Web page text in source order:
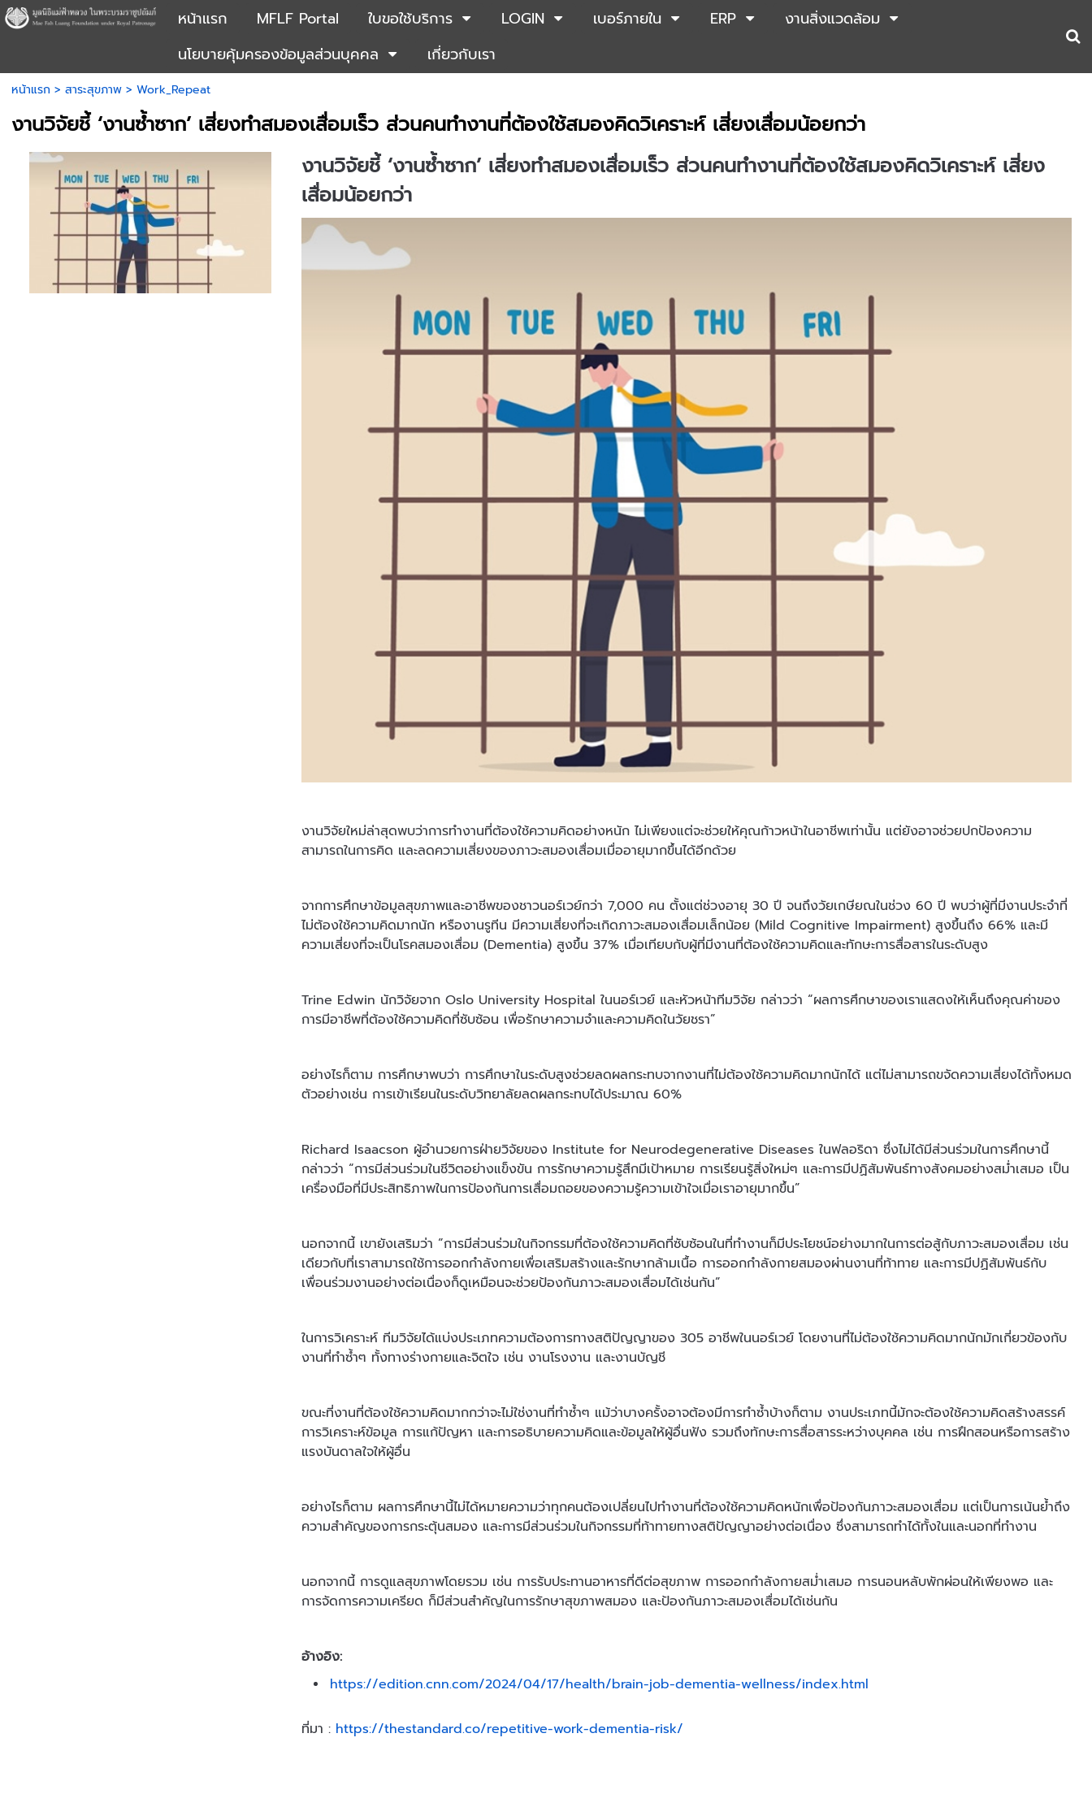
หน้าแรก MFLF Portal ใบขอใช้บริการ LOGIN เบอร์ภายใน ERP
งานสิ่งแวดล้อม
นโยบายคุ้มครองข้อมูลส่วนบุคคล
เกี่ยวกับเรา
หน้าแรก > สาระสุขภาพ> Work_Repeat
งานวิจัยชี้ ‘งานซ้ำซาก’ เสี่ยงทำสมองเสื่อมเร็ว ส่วนคนทำงานที่ต้องใช้สมองคิดวิเคราะห์ เสี่ยงเสื่อมน้อยกว่า
งานวิจัยชี้ ‘งานซ้ำซาก’ เสี่ยงทำสมองเสื่อมเร็ว ส่วนคนทำงานที่ต้องใช้สมองคิดวิเคราะห์ เสี่ยง
เสื่อมน้อยกว่า
งานวิจัยใหม่ล่าสุดพบว่าการทำงานที่ต้องใช้ความคิดอย่างหนัก ไม่เพียงแต่จะช่วยให้คุณก้าวหน้าในอาชีพเท่านั้น แต่ยังอาจช่วยปกป้องความ
สามารถในการคิด และลดความเสี่ยงของภาวะสมองเสื่อมเมื่ออายุมากขึ้นได้อีกด้วย
จากการศึกษาข้อมูลสุขภาพและอาชีพของชาวนอร์เวย์กว่า 7,000 คน ตั้งแต่ช่วงอายุ 30 ปี จนถึงวัยเกษียณในช่วง 60 ปี พบว่าผู้ที่มีงานประจำที่
ไม่ต้องใช้ความคิดมากนัก หรืองานรูทีน มีความเสี่ยงที่จะเกิดภาวะสมองเสื่อมเล็กน้อย (Mild Cognitive Impairment) สูงขึ้นถึง 66% และมี
ความเสี่ยงที่จะเป็นโรคสมองเสื่อม (Dementia) สูงขึ้น 37% เมื่อเทียบกับผู้ที่มีงานที่ต้องใช้ความคิดและทักษะการสื่อสารในระดับสูง
Trine Edwin นักวิจัยจาก Oslo University Hospital ในนอร์เวย์ และหัวหน้าทีมวิจัย กล่าวว่า “ผลการศึกษาของเราแสดงให้เห็นถึงคุณค่าของ
การมีอาชีพที่ต้องใช้ความคิดที่ซับซ้อน เพื่อรักษาความจำและความคิดในวัยชรา”
อย่างไรก็ตาม การศึกษาพบว่า การศึกษาในระดับสูงช่วยลดผลกระทบจากงานที่ไม่ต้องใช้ความคิดมากนักได้ แต่ไม่สามารถขจัดความเสี่ยงได้ทั้งหมด
ตัวอย่างเช่น การเข้าเรียนในระดับวิทยาลัยลดผลกระทบได้ประมาณ 60%
Richard Isaacson ผู้อำนวยการฝ่ายวิจัยของ Institute for Neurodegenerative Diseases ในฟลอริดา ซึ่งไม่ได้มีส่วนร่วมในการศึกษานี้
กล่าวว่า “การมีส่วนร่วมในชีวิตอย่างแข็งขัน การรักษาความรู้สึกมีเป้าหมาย การเรียนรู้สิ่งใหม่ๆ และการมีปฏิสัมพันธ์ทางสังคมอย่างสม่ำเสมอ เป็น
เครื่องมือที่มีประสิทธิภาพในการป้องกันการเสื่อมถอยของความรู้ความเข้าใจเมื่อเราอายุมากขึ้น”
นอกจากนี้ เขายังเสริมว่า “การมีส่วนร่วมในกิจกรรมที่ต้องใช้ความคิดที่ซับซ้อนในที่ทำงานก็มีประโยชน์อย่างมากในการต่อสู้กับภาวะสมองเสื่อม เช่น
เดียวกับที่เราสามารถใช้การออกกำลังกายเพื่อเสริมสร้างและรักษากล้ามเนื้อ การออกกำลังกายสมองผ่านงานที่ท้าทาย และการมีปฏิสัมพันธ์กับ
เพื่อนร่วมงานอย่างต่อเนื่องก็ดูเหมือนจะช่วยป้องกันภาวะสมองเสื่อมได้เช่นกัน”
ในการวิเคราะห์ ทีมวิจัยได้แบ่งประเภทความต้องการทางสติปัญญาของ 305 อาชีพในนอร์เวย์ โดยงานที่ไม่ต้องใช้ความคิดมากนักมักเกี่ยวข้องกับ
งานที่ทำซ้ำๆ ทั้งทางร่างกายและจิตใจ เช่น งานโรงงาน และงานบัญชี
ขณะที่งานที่ต้องใช้ความคิดมากกว่าจะไม่ใช่งานที่ทำซ้ำๆ แม้ว่าบางครั้งอาจต้องมีการทำซ้ำบ้างก็ตาม งานประเภทนี้มักจะต้องใช้ความคิดสร้างสรรค์
การวิเคราะห์ข้อมูล การแก้ปัญหา และการอธิบายความคิดและข้อมูลให้ผู้อื่นฟัง รวมถึงทักษะการสื่อสารระหว่างบุคคล เช่น การฝึกสอนหรือการสร้าง
แรงบันดาลใจให้ผู้อื่น
อย่างไรก็ตาม ผลการศึกษานี้ไม่ได้หมายความว่าทุกคนต้องเปลี่ยนไปทำงานที่ต้องใช้ความคิดหนักเพื่อป้องกันภาวะสมองเสื่อม แต่เป็นการเน้นย้ำถึง
ความสำคัญของการกระตุ้นสมอง และการมีส่วนร่วมในกิจกรรมที่ท้าทายทางสติปัญญาอย่างต่อเนื่อง ซึ่งสามารถทำได้ทั้งในและนอกที่ทำงาน
นอกจากนี้ การดูแลสุขภาพโดยรวม เช่น การรับประทานอาหารที่ดีต่อสุขภาพ การออกกำลังกายสม่ำเสมอ การนอนหลับพักผ่อนให้เพียงพอ และ
การจัดการความเครียด ก็มีส่วนสำคัญในการรักษาสุขภาพสมอง และป้องกันภาวะสมองเสื่อมได้เช่นกัน
อ้างอิง:
https://edition.cnn.com/2024/04/17/health/brain-job-dementia-wellness/index.html
ที่มา : https://thestandard.co/repetitive-work-dementia-risk/